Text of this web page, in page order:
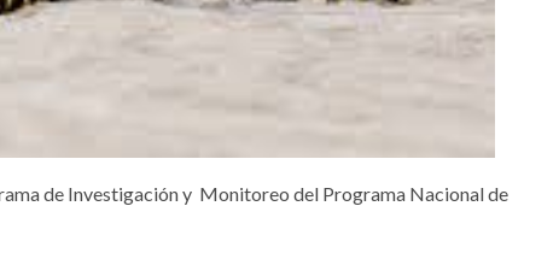
de Investigación y Monitoreo del Programa Nacional de